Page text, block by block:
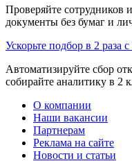
Проверяйте сотрудников
документы без бумаг и
Ускорьте подбор в 2 раза
Автоматизируйте сбор
собирайте аналитику в 2
О компании
Наши вакансии
Партнерам
Реклама на сайте
Новости и статьи